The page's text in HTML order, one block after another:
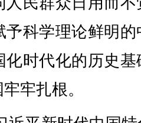
予科学理论鲜明
化时代化的历史
牢扎根。